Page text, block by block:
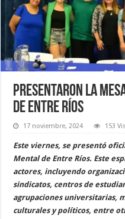
Presentaron la
de Entre Ríos
17 noviembre, 2024 153
Este viernes, se presentó
Mental de Entre Ríos. Este
actores, incluyendo
sindicatos, centros de
agrupaciones universitarias,
culturales y políticos, entre